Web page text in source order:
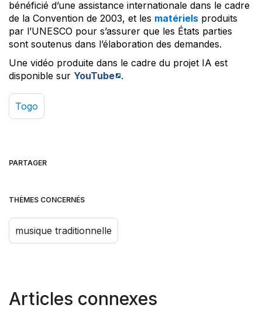
bénéficié d’une assistance internationale dans le cadre
de la Convention de 2003, et les matériels produits
par l’UNESCO pour s’assurer que les États parties
sont soutenus dans l’élaboration des demandes.
Une vidéo produite dans le cadre du projet IA est
disponible sur YouTube .
Togo
PARTAGER
THÈMES CONCERNÉS
musique traditionnelle
Articles connexes